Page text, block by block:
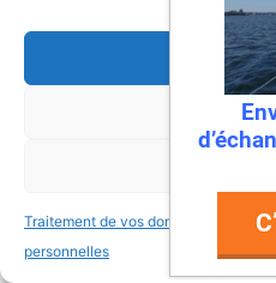
Voir les
Traitement de vos données
personnelles
Envie de fraicheur
amarres direction
Imaginez : des falaises
plongent dans une mer